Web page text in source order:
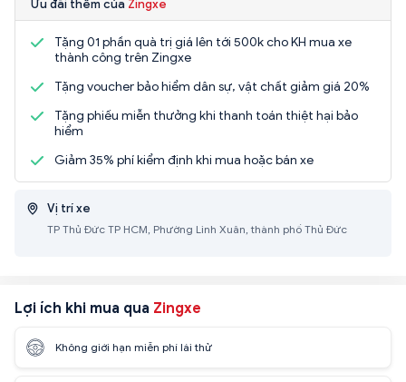
Ưu đãi thêm của Zingxe
Tặng 01 phần quà trị giá lên tới 500k cho KH mua xe
thành công trên Zingxe
Tặng voucher bảo hiểm dân sự, vật chất giảm giá 20%
Tặng phiếu miễn thưởng khi thanh toán thiệt hại bảo
hiểm
Giảm 35% phí kiểm định khi mua hoặc bán xe
Vị trí xe
TP Thủ Đức TP HCM, Phường Linh Xuân, thành phố Thủ Đức
Lợi ích khi mua qua Zingxe
Không giới hạn miễn phí lái thử